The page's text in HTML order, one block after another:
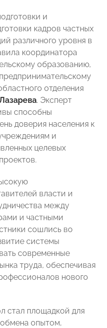
и
кадров частных
различного уровня в
координатора
образованию,
отделения
. Эксперт
способны
доверия населения к
и
целевых
власти и
между
и частными
сошлись во
системы
современные
труда, обеспечивая
нового
стал площадкой для
обмена опытом,